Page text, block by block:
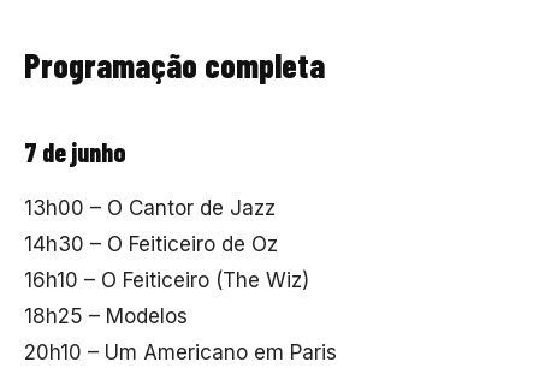
Programação completa
7 de junho
13h00 – O Cantor de Jazz
14h30 – O Feiticeiro de Oz
16h10 – O Feiticeiro (The Wiz)
18h25 – Modelos
20h10 – Um Americano em Paris